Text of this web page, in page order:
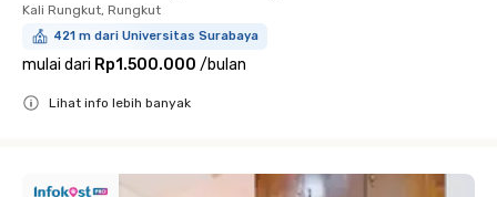
Kali Rungkut, Rungkut
421 m dari Universitas Surabaya
mulai dari Rp1.500.000 /bulan
Lihat info lebih banyak